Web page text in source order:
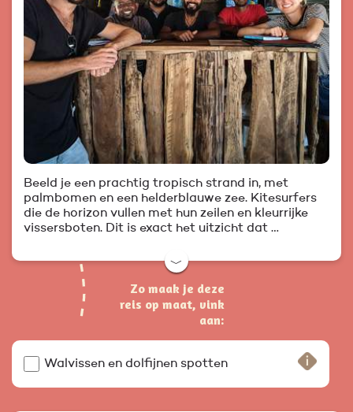
Beeld je een prachtig tropisch strand in, met
palmbomen en een helderblauwe zee. Kitesurfers
die de horizon vullen met hun zeilen en kleurrijke
vissersboten. Dit is exact het uitzicht dat …
﹀
Zo maak je deze
reis op maat, vink
aan:
Walvissen en dolfijnen spotten